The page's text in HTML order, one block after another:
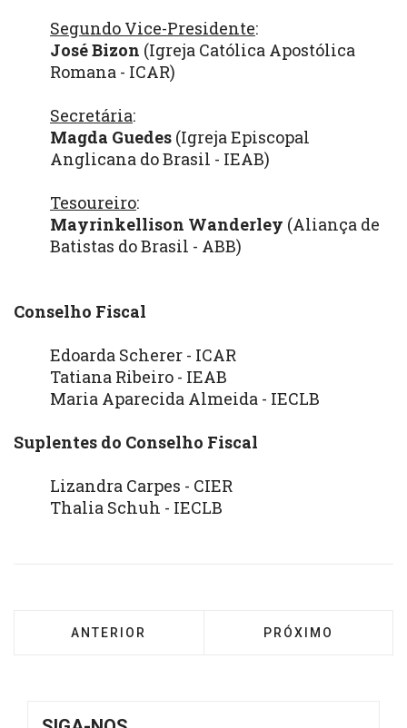
Segundo Vice-Presidente:
José Bizon (Igreja Católica Apostólica
Romana - ICAR)
Secretária:
Magda Guedes (Igreja Episcopal
Anglicana do Brasil - IEAB)
Tesoureiro:
Mayrinkellison Wanderley (Aliança de
Batistas do Brasil - ABB)
Conselho Fiscal
Edoarda Scherer - ICAR
Tatiana Ribeiro - IEAB
Maria Aparecida Almeida - IECLB
Suplentes do Conselho Fiscal
Lizandra Carpes - CIER
Thalia Schuh - IECLB
ARTIGO ANTERIOR: MENSAGEM FINAL DA
ANTERIOR PRÓXIMO ARTIGO:
PRÓXIMO